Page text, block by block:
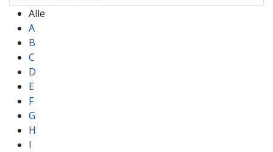
Alle
A
B
C
D
E
F
G
H
I